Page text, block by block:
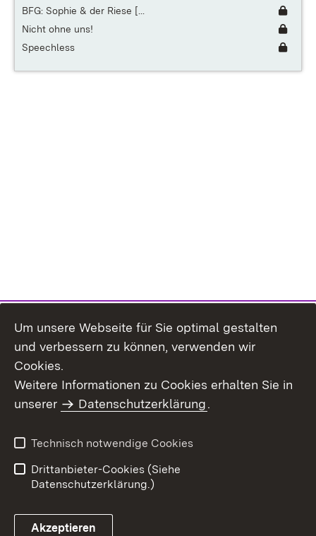
BFG: Sophie & der Riese [...
Nicht ohne uns!
Speechless
Um unsere Webseite für Sie optimal gestalten
und verbessern zu können, verwenden wir
Cookies.
Weitere Informationen zu Cookies erhalten Sie in
unserer
Datenschutzerklärung.
Technisch notwendige Cookies
Drittanbieter-Cookies (Siehe
Datenschutzerklärung.)
Akzeptieren